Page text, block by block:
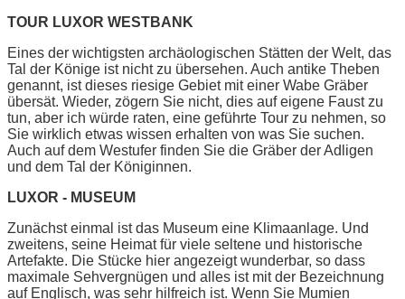
TOUR LUXOR WESTBANK
Eines der wichtigsten archäologischen Stätten der Welt, das
Tal der Könige ist nicht zu übersehen. Auch antike Theben
genannt, ist dieses riesige Gebiet mit einer Wabe Gräber
übersät. Wieder, zögern Sie nicht, dies auf eigene Faust zu
tun, aber ich würde raten, eine geführte Tour zu nehmen, so
Sie wirklich etwas wissen erhalten von was Sie suchen.
Auch auf dem Westufer finden Sie die Gräber der Adligen
und dem Tal der Königinnen.
LUXOR - MUSEUM
Zunächst einmal ist das Museum eine Klimaanlage. Und
zweitens, seine Heimat für viele seltene und historische
Artefakte. Die Stücke hier angezeigt wunderbar, so dass
maximale Sehvergnügen und alles ist mit der Bezeichnung
auf Englisch, was sehr hilfreich ist. Wenn Sie Mumien